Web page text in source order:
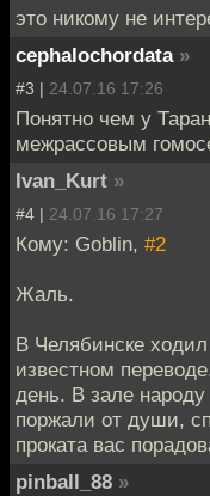
это никому не
cephalochordata »
#3 | 24.07.16 17:26
Понятно чем у
межрассовым
Ivan_Kurt »
#4 | 24.07.16 17:27
Кому: Goblin, #2
Жаль.
В Челябинске
известном
день. В зале
поржали от души,
проката вас
pinball_88 »